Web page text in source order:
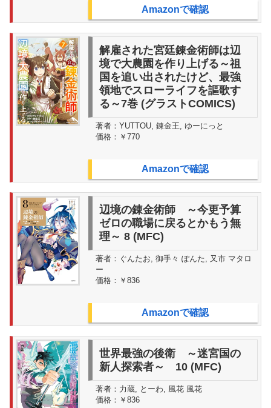
Amazonで確認
解雇された宮廷錬金術師は辺
境で大農園を作り上げる～祖
国を追い出されたけど、最強
領地でスローライフを謳歌す
る～7巻 (グラストCOMICS)
著者： YUTTOU, 錬金王, ゆーにっと
価格： ￥770
Amazonで確認
辺境の錬金術師 ～今更予算
ゼロの職場に戻るとかもう無
理～ 8 (MFC)
著者： ぐんたお, 御手々 ぽんた, 又市 マタロ
ー
価格： ￥836
Amazonで確認
世界最強の後衛 ～迷宮国の
新人探索者～ 10 (MFC)
著者： 力蔵, とーわ, 風花 風花
価格： ￥836